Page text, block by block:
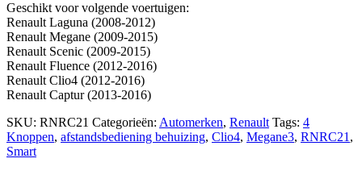
Geschikt voor volgende voertuigen:
Renault Laguna (2008-2012)
Renault Megane (2009-2015)
Renault Scenic (2009-2015)
Renault Fluence (2012-2016)
Renault Clio4 (2012-2016)
Renault Captur (2013-2016)
SKU: RNRC21 Categorieën: Automerken, Renault Tags: 4
Knoppen, afstandsbediening behuizing, Clio4, Megane3, RNRC21 ,
Smart